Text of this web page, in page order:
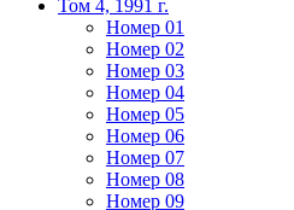
Том 4, 1991 г.
Номер 01
Номер 02
Номер 03
Номер 04
Номер 05
Номер 06
Номер 07
Номер 08
Номер 09